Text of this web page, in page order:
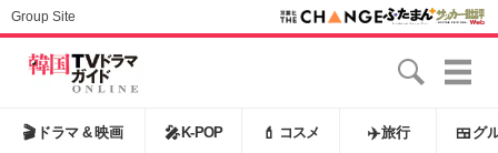
Group Site
🎬 ドラマ & 映画 🎤 K-POP 💄 コスメ ✈️旅行 🍱 グ